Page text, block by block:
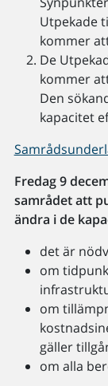
Utpekade
kommer
De
kommer
Den
kapacitet
Fredag 9
samrådet att
ändra i de
det är
om
om
gäller
om alla